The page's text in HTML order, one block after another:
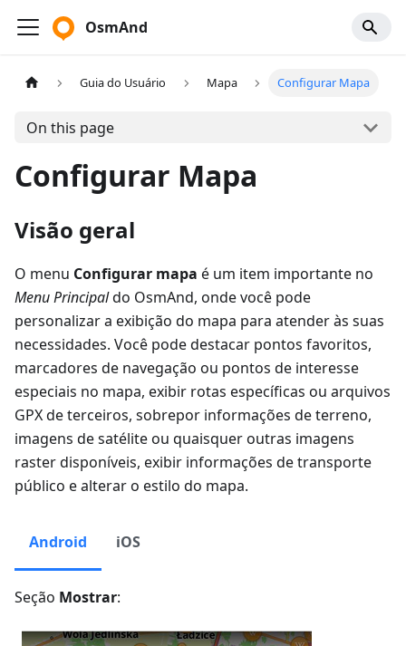
OsmAnd
Guia do Usuário Mapa Configurar Mapa
On this page
Configurar Mapa
Visão geral
O menu Configurar mapa é um item importante no
Menu Principaldo OsmAnd, onde você pode
personalizar a exibição do mapa para atender às suas
necessidades. Você pode destacar pontos favoritos,
marcadores de navegação ou pontos de interesse
especiais no mapa, exibir rotas específicas ou arquivos
GPX de terceiros, sobrepor informações de terreno,
imagens de satélite ou quaisquer outras imagens
raster disponíveis, exibir informações de transporte
público e alterar o estilo do mapa.
Android iOS
Seção Mostrar: